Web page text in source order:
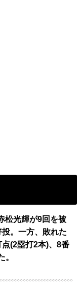
松光輝が9回を被
。一方、敗れた
(2塁打2本)、8番
。